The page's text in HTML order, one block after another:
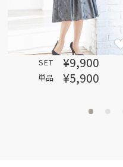
SET ¥9,900
単品 ¥5,900